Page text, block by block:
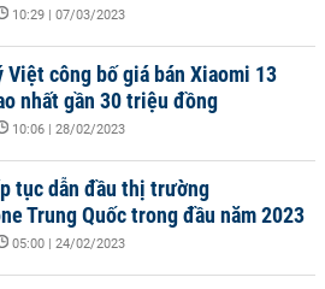
10:29 | 07/03/2023
Việt công bố giá bán Xiaomi 13
nhất gần 30 triệu đồng
10:06 | 28/02/2023
tục dẫn đầu thị trường
Trung Quốc trong đầu năm 2023
05:00 | 24/02/2023